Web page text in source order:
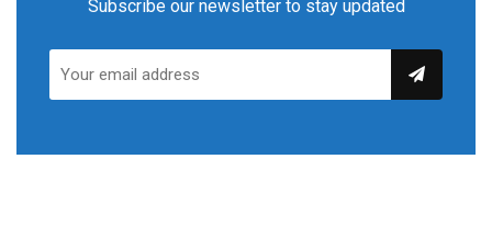
Subscribe our newsletter to stay updated